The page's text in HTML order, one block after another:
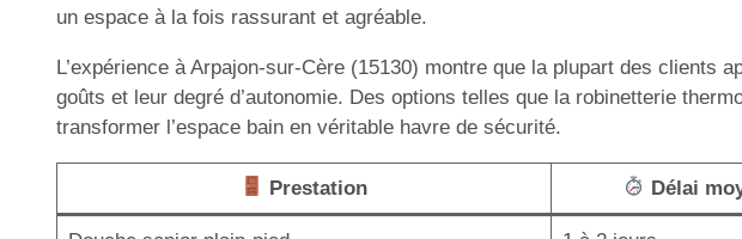
un espace à la fois rassurant et agréable.
L’expérience à Arpajon-sur-Cère (15130) montre que la plupart des clients
goûts et leur degré d’autonomie. Des options telles que la robinetterie
transformer l’espace bain en véritable havre de sécurité.
Prestation Délai